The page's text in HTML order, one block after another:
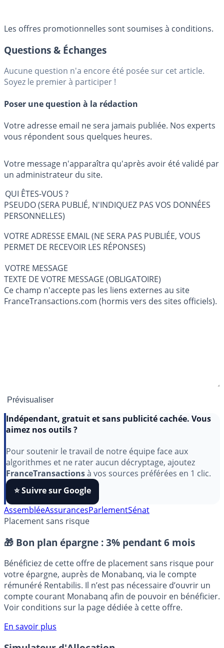
Les offres promotionnelles sont soumises à conditions.
Questions & Échanges
Aucune question n'a encore été posée sur cet article.
Soyez le premier à participer !
Poser une question à la rédaction
Votre adresse email ne sera jamais publiée. Nos experts
vous répondent sous quelques heures.
Votre message n'apparaîtra qu'après avoir été validé par
un administrateur du site.
QUI ÊTES-VOUS ?
PSEUDO (SERA PUBLIÉ, N'INDIQUEZ PAS VOS DONNÉES
PERSONNELLES)
VOTRE ADRESSE EMAIL (NE SERA PAS PUBLIÉE, VOUS
PERMET DE RECEVOIR LES RÉPONSES)
VOTRE MESSAGE
TEXTE DE VOTRE MESSAGE (OBLIGATOIRE)
Ce champ n'accepte pas les liens externes au site
FranceTransactions.com (hormis vers des sites officiels).
Indépendant, gratuit et sans publicité cachée. Vous
Pour soutenir le travail de notre équipe face aux
algorithmes et ne rater aucun décryptage, ajoutez
FranceTransactionsà vos sources préférées en 1 clic.
⭐️ Suivre sur Google
AssembléeAssurancesParlement
Placement sans risque
🎁 Bon plan épargne : 3% pendant 6 mois
Bénéficiez de cette offre de placement sans risque pour
votre épargne, auprès de Monabanq, via le compte
rémunéré Rentabilis. Il n’est pas nécessaire d’ouvrir un
compte courant Monabanq afin de pouvoir en bénéficier.
Voir conditions sur la page dédiée à cette offre.
En savoir plus